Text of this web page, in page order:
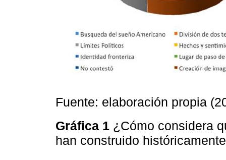
Fuente: elaboración propia
Gráfica 1 ¿Cómo considera
han construido